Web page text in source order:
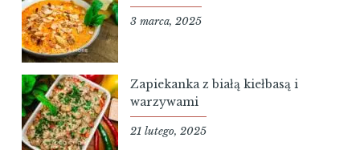
3 marca, 2025
Zapiekanka z białą kiełbasą i
warzywami
21 lutego, 2025